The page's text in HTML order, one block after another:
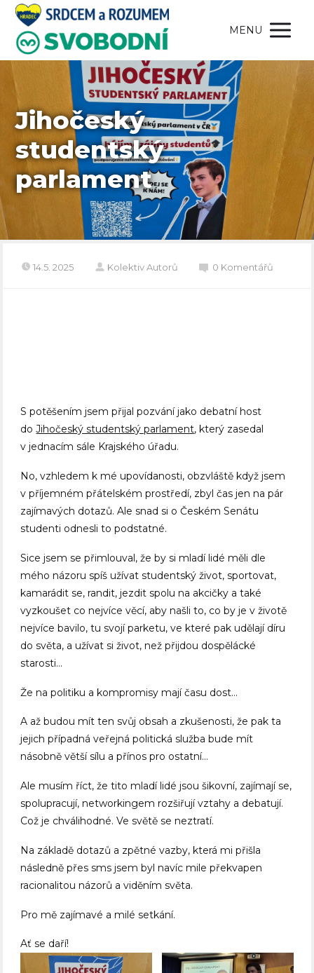
MENU
Jihočeský
studentský
parlament
14.5. 2025 Kolektiv Autorů 0 Komentářů
S potěšením jsem přijal pozvání jako debatní host
doJihočeský studentský parlament, který zasedal
v jednacím sále Krajského úřadu.
No, vzhledem k mé upovídanosti, obzvláště když jsem
v příjemném přátelském prostředí, zbyl čas jen na pár
zajímavých dotazů. Ale snad si o Českém Senátu
studenti odnesli to podstatné.
Sice jsem se přimlouval, že by si mladí lidé měli dle
mého názoru spíš užívat studentský život, sportovat,
kamarádit se, randit, jezdit spolu na akcičky a také
vyzkoušet co nejvíce věcí, aby našli to, co by je v životě
nejvíce bavilo, tu svojí parketu, ve které pak udělají díru
do světa, a užívat si život, než přijdou dospělácké
starosti…
Že na politiku a kompromisy mají času dost…
A až budou mít ten svůj obsah a zkušenosti, že pak ta
jejich případná veřejná politická služba bude mít
násobně větší sílu a přínos pro ostatní…
Ale musím říct, že tito mladí lidé jsou šikovní, zajímají se,
spolupracují, networkingem rozšiřují vztahy a debatují.
Což je chválihodné. Ve světě se neztratí.
Na základě dotazů a zpětné vazby, která mi přišla
následně přes sms jsem byl navíc mile překvapen
racionalitou názorů a viděním světa.
Pro mě zajímavé a milé setkání.
Ať se daří!